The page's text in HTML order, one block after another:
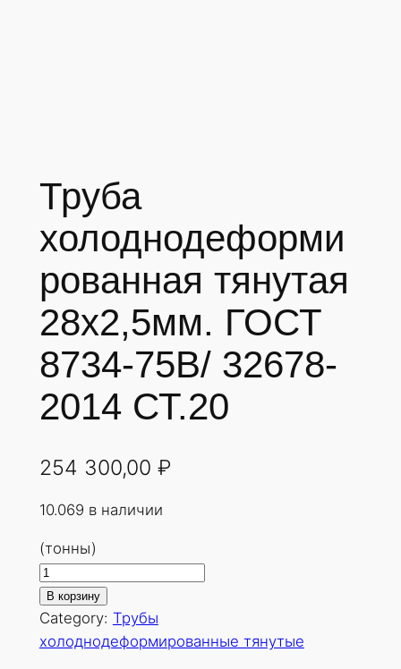
Труба
холоднодеформи
рованная тянутая
28х2,5мм. ГОСТ
8734-75В/ 32678-
2014 СТ.20
254 300,00 ₽
10.069 в наличии
(тонны)
К
о
л
и
В корзину
Category: Трубы
холоднодеформированные тянутые